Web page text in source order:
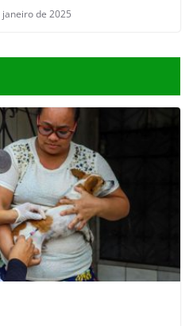
janeiro de 2025